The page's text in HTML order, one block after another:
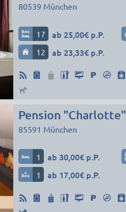
80539 München
17 ab 25,00€ p.P.
12 ab 23,33€ p.P.
Pension "Charlotte"
85591 München
1 ab 30,00€ p.P.
1 ab 17,00€ p.P.